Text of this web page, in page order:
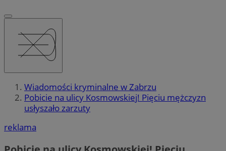
Wiadomości kryminalne w Zabrzu
Pobicie na ulicy Kosmowskiej! Pięciu mężczyzn
usłyszało zarzuty
reklama